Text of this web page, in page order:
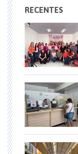
RECENTES